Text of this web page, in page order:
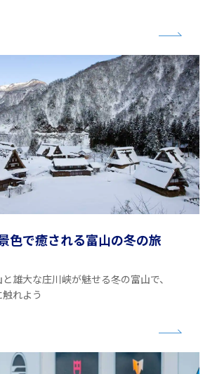
色で癒される富山の冬の旅
雄大な庄川峡が魅せる冬の富山で、
れよう